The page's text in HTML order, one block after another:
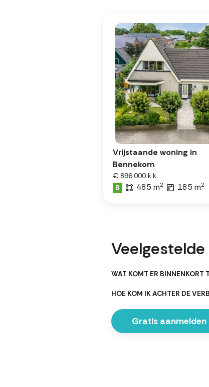
Vrijstaande woning in
Bennekom
€ 896.000 k.k.
B
485 m2 185 m2
WAT KOMT ER BINNENKORT
HOE KOM IK ACHTER DE
Gratis aanmelden